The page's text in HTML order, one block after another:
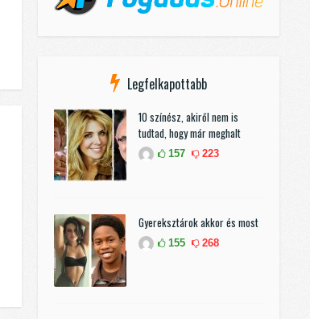
Legfelkapottabb
10 színész, akiről nem is
tudtad, hogy már meghalt
157 223
Gyereksztárok akkor és most
155 268